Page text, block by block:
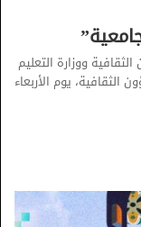
ووزارة التعليم
الثقافية، يوم الأربعاء